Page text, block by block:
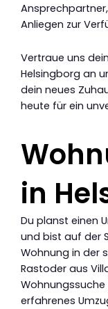
Anliegen zur
Vertraue uns
Helsingborg an
dein neues
heute für ein
in
Du planst einen
und bist auf der
Wohnung in der
Rastoder aus
Wohnungssuche
erfahrenes